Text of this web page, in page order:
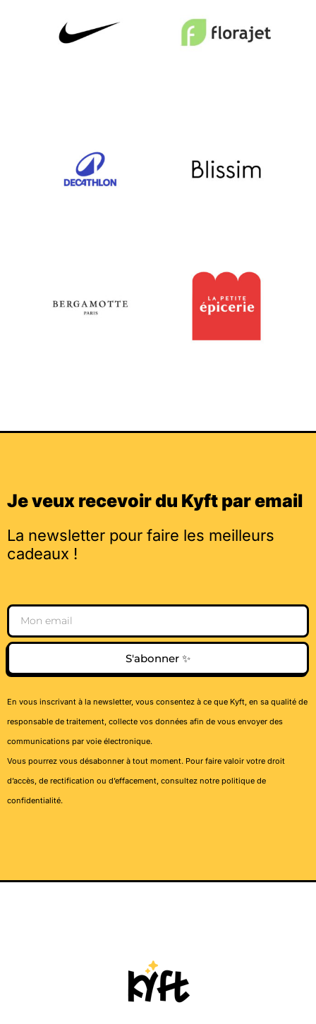
Je veux recevoir du Kyft par email
La newsletter pour faire les meilleurs
cadeaux !
Email
S'abonner ✨
En vous inscrivant à la newsletter, vous consentez à ce que Kyft, en sa qualité de
responsable de traitement, collecte vos données afin de vous envoyer des
communications par voie électronique.
Vous pourrez vous désabonner à tout moment. Pour faire valoir votre droit
d’accès, de rectification ou d’effacement, consultez notre politique de
confidentialité.